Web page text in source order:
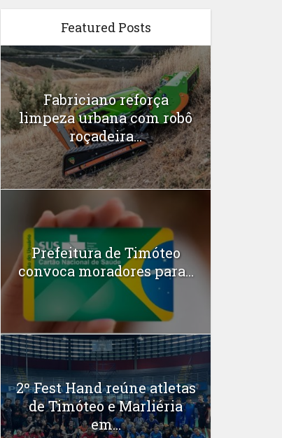
Featured Posts
Fabriciano reforça
limpeza urbana com robô
roçadeira...
Prefeitura de Timóteo
convoca moradores para...
2º Fest Hand reúne atletas
de Timóteo e Marliéria
em...